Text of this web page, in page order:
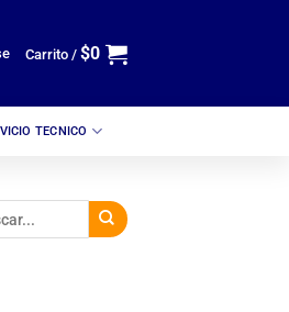
Carrito / $0
TECNICO